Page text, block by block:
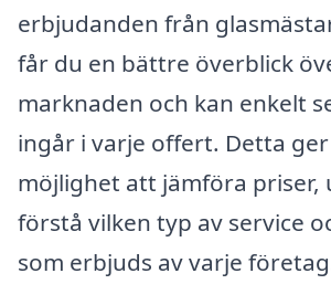
erbjudanden från
får du en bättre överblick
marknaden och kan enkelt
ingår i varje offert. Detta
möjlighet att jämföra priser,
förstå vilken typ av service
som erbjuds av varje